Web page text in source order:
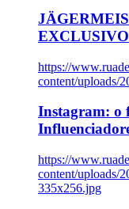
https://
content/uploads/
Instagram: o
https://
content/uploads/
335x256.jpg